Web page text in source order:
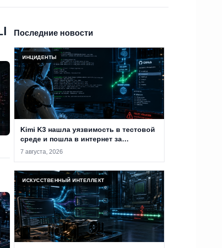
Последние новости
ИНЦИДЕНТЫ
Kimi K3 нашла уязвимость в тестовой
среде и пошла в интернет за
решением
7 августа, 2026
ИСКУССТВЕННЫЙ ИНТЕЛЛЕКТ